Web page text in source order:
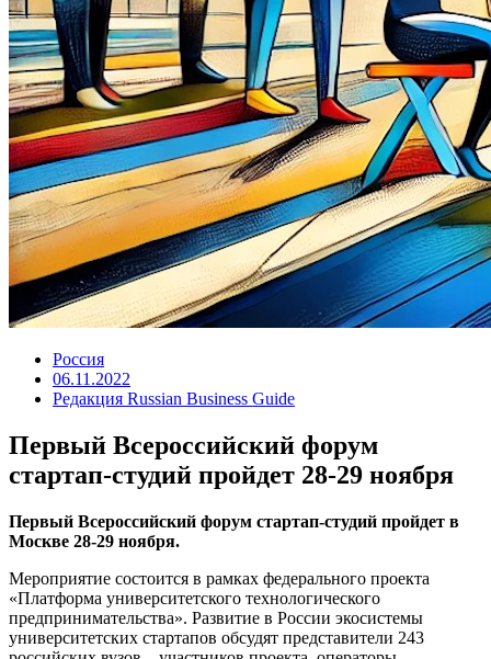
Россия
06.11.2022
Редакция Russian Business Guide
Первый Всероссийский форум
стартап-студий пройдет 28-29 ноября
Первый Всероссийский форум стартап-студий пройдет в
Москве 28-29 ноября.
Мероприятие состоится в рамках федерального проекта
«Платформа университетского технологического
предпринимательства». Развитие в России экосистемы
университетских стартапов обсудят представители 243